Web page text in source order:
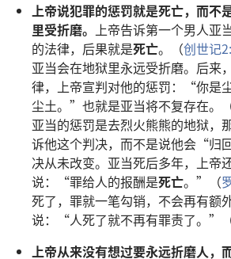
上帝说犯罪的惩罚就是死亡，而不
里受折磨。 上帝告诉第一个男人亚
的法律，后果就是死亡。（创世记
亚当会在地狱里永远受折磨。后来
律，上帝宣判对他的惩罚：“你是
尘土。”也就是亚当将不复存在。
亚当的惩罚是去烈火熊熊的地狱，
诉他这个判决，而不是说他会“归
决从未改变。亚当死后多年，上帝
说：“罪给人的报酬是死亡。”（
死了，罪就一笔勾销，不会再有额
说：“人死了就不再有罪责了。”
上帝从来没有想过要永远折磨人，